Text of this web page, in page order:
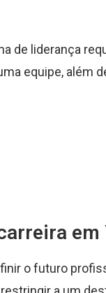
de liderança
equipe, além
em
o futuro